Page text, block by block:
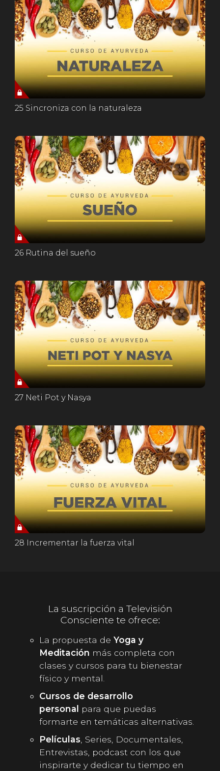
25 Sincroniza con la naturaleza
26 Rutina del sueño
27 Neti Pot y Nasya
28 Incrementar la fuerza vital
La suscripción a Televisión
Consciente te ofrece:
La propuesta de Yoga y
Meditación más completa con
clases y cursos para tu bienestar
físico y mental.
Cursos de desarrollo
personal para que puedas
formarte en temáticas alternativas.
Películas , Series, Documentales,
Entrevistas, podcast con los que
inspirarte y dedicar tu tiempo en